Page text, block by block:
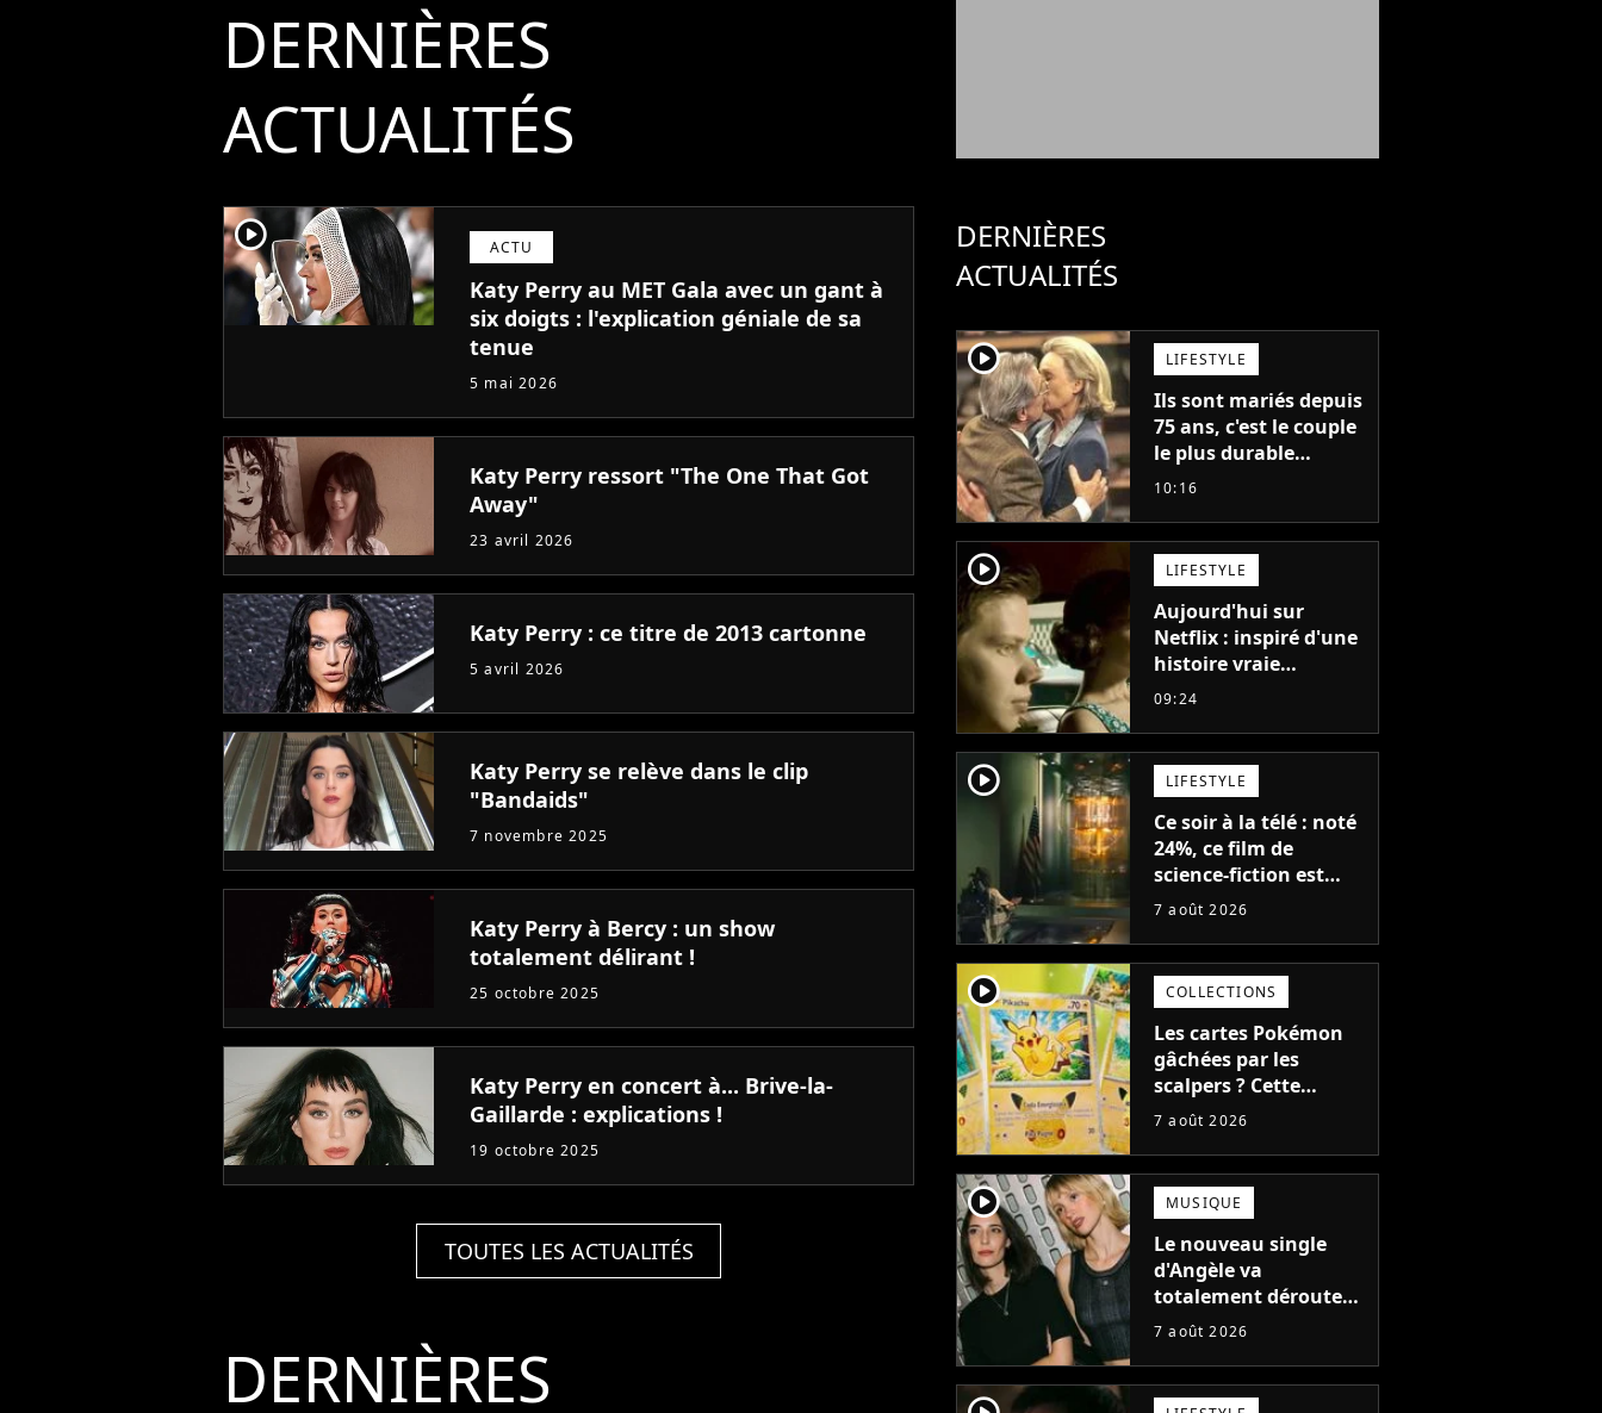
DERNIÈRES
ACTUALITÉS
player2 ACTU
Katy Perry au MET Gala avec un gant à
six doigts : l'explication géniale de sa
tenue
5 mai 2026
Katy Perry ressort "The One That Got
Away"
23 avril 2026
Katy Perry : ce titre de 2013 cartonne
5 avril 2026
Katy Perry se relève dans le clip
"Bandaids"
7 novembre 2025
Katy Perry à Bercy : un show
totalement délirant !
25 octobre 2025
Katy Perry en concert à... Brive-la-
Gaillarde : explications !
19 octobre 2025
TOUTES LES ACTUALITÉS
DERNIÈRES
DERNIÈRES
ACTUALITÉS
player2 LIFESTYLE
Ils sont mariés depuis
75 ans, c'est le couple
le plus durable
d'Hollywood : "Nous
après jour, et les jours
se sont transformés
en décennies"
10:16
player2 LIFESTYLE
Aujourd'hui sur
Netflix : inspiré d'une
histoire vraie
glaçante, c'est l'un
21ème siècle
09:24
player2 LIFESTYLE
Ce soir à la télé : noté
24%, ce film de
science-fiction est
complètement raté,
encore pire à cause de
son acteur
7 août 2026
player2 COLLECTIONS
Les cartes Pokémon
gâchées par les
scalpers ? Cette
technique géniale
ruiner les revendeurs
7 août 2026
player2 MUSIQUE
Le nouveau single
d'Angèle va
totalement dérouter
le public, et c'est une
7 août 2026